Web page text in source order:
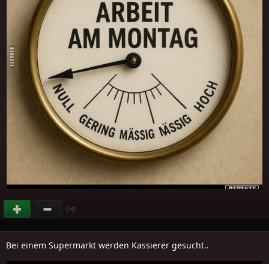
(+4)
Bei einem Supermarkt werden Kassierer gesucht..